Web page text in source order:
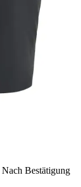
Nach Bestätigung